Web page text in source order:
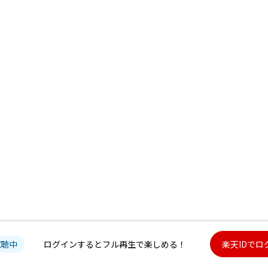
中 ログインするとフル再生で楽しめる！ 楽天IDでロ